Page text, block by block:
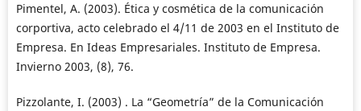
Pimentel, A. (2003). Ética y cosmética de la comunicación
corportiva, acto celebrado el 4/11 de 2003 en el Instituto de
Empresa. En Ideas Empresariales. Instituto de Empresa.
Invierno 2003, (8), 76.
Pizzolante, I. (2003) . La “Geometría” de la Comunicación